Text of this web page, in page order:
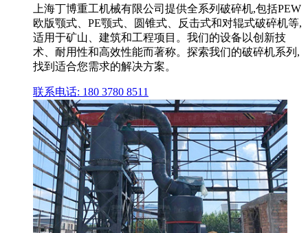
上海丁博重工机械有限公司提供全系列破碎机,包括PEW
欧版颚式、PE颚式、圆锥式、反击式和对辊式破碎机等,
适用于矿山、建筑和工程项目。我们的设备以创新技
术、耐用性和高效性能而著称。探索我们的破碎机系列,
找到适合您需求的解决方案。
联系电话: 180 3780 8511